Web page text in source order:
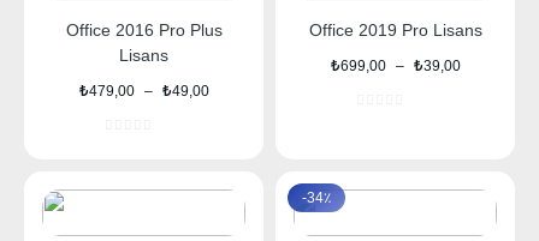
Office 2016 Pro Plus
Lisans
₺49,00
–
₺479,00
Fiyat
Office 2019 Pro Lisans
₺39,00
–
₺699,00
Fiyat
-34٪